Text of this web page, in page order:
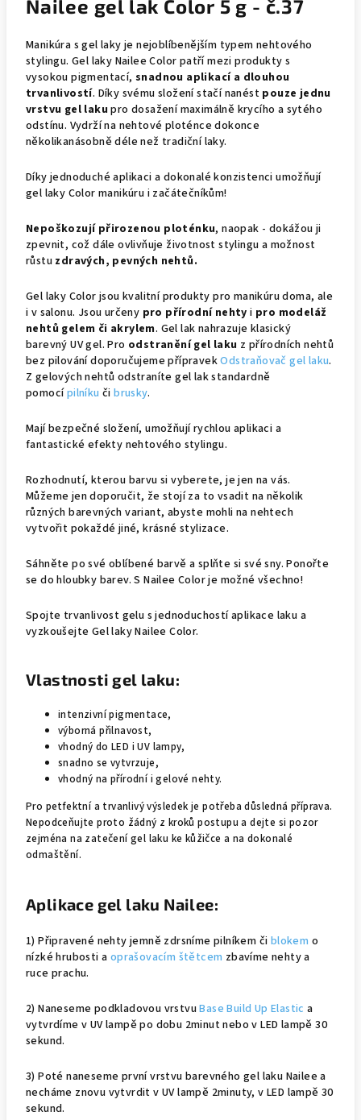
Nailee gel lak Color 5 g - č.37
Manikúra s gel laky je nejoblíbenějším typem nehtového
stylingu. Gel laky Nailee Color patří mezi produkty s
vysokou pigmentací, snadnou aplikací a dlouhou
trvanlivostí. Díky svému složení stačí nanést pouze jednu
vrstvu gel laku pro dosažení maximálně krycího a sytého
odstínu. Vydrží na nehtové ploténce dokonce
několikanásobně déle než tradiční laky.
Díky jednoduché aplikaci a dokonalé konzistenci umožňují
gel laky Color manikúru i začátečníkům!
Nepoškozují přirozenou ploténku, naopak - dokážou ji
zpevnit, což dále ovlivňuje životnost stylingu a možnost
růstu zdravých, pevných nehtů.
Gel laky Color jsou kvalitní produkty pro manikúru doma, ale
i v salonu. Jsou určeny pro přírodní nehty i pro modeláž
nehtů gelem či akrylem. Gel lak nahrazuje klasický
barevný UV gel. Pro odstranění gel laku z přírodních nehtů
bez pilování doporučujeme přípravekOdstraňovač gel laku.
Z gelových nehtů odstraníte gel lak standardně
pomocípilníku čibrusky.
Mají bezpečné složení, umožňují rychlou aplikaci a
fantastické efekty nehtového stylingu.
Rozhodnutí, kterou barvu si vyberete, je jen na vás.
Můžeme jen doporučit, že stojí za to vsadit na několik
různých barevných variant, abyste mohli na nehtech
vytvořit pokaždé jiné, krásné stylizace.
Sáhněte po své oblíbené barvě a splňte si své sny. Ponořte
se do hloubky barev. S Nailee Color je možné všechno!
Spojte trvanlivost gelu s jednoduchostí aplikace laku a
vyzkoušejte Gel laky Nailee Color.
Vlastnosti gel laku:
intenzivní pigmentace,
výborná přilnavost,
vhodný do LED i UV lampy,
snadno se vytvrzuje,
vhodný na přírodní i gelové nehty.
Pro petfektní a trvanlivý výsledek je potřeba důsledná příprava.
Nepodceňujte proto žádný z kroků postupu a dejte si pozor
zejména na zatečení gel laku ke kůžičce a na dokonalé
odmaštění.
Aplikace gel laku Nailee:
1) Připravené nehty jemně zdrsníme pilníkem či blokem o
nízké hrubosti a oprašovacím štětcem zbavíme nehty a
ruce prachu.
2) Naneseme podkladovou vrstvuBase Build Up Elastic a
vytvrdíme v UV lampě po dobu 2minut nebo v LED lampě 30
sekund.
3) Poté naneseme první vrstvu barevného gel laku Nailee a
necháme znovu vytvrdit v UV lampě 2minuty, v LED lampě 30
sekund.